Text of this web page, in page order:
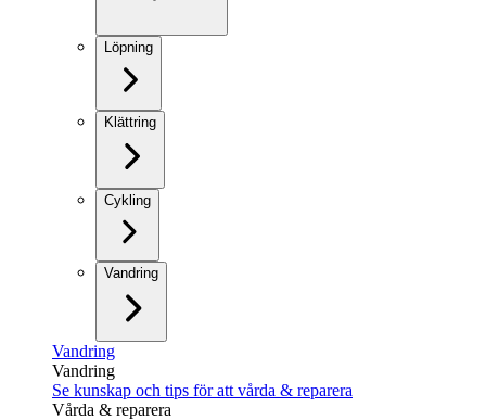
Löpning
Klättring
Cykling
Vandring
Vandring
Vandring
Se kunskap och tips för att vårda & reparera
Vårda & reparera